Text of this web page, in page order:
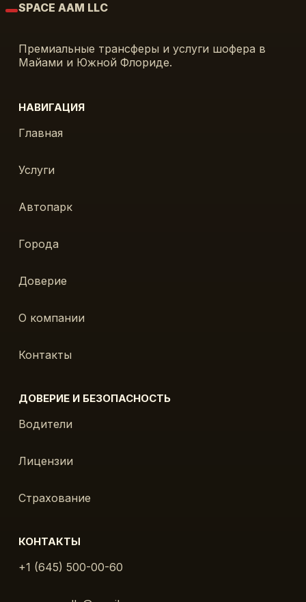
SPACE AAM LLC
Премиальные трансферы и услуги шофера в
Майами и Южной Флориде.
НАВИГАЦИЯ
Главная
Услуги
Автопарк
Города
Доверие
О компании
Контакты
ДОВЕРИЕ И БЕЗОПАСНОСТЬ
Водители
Лицензии
Страхование
КОНТАКТЫ
+1 (645) 500-00-60